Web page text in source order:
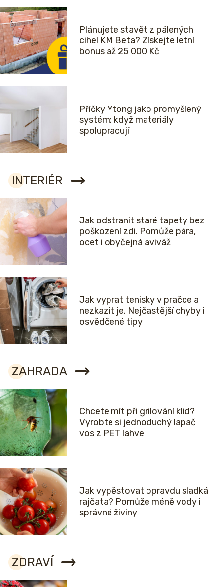
Plánujete stavět z pálených
cihel KM Beta? Získejte letní
bonus až 25 000 Kč
Příčky Ytong jako promyšlený
systém: když materiály
spolupracují
INTERIÉR
Jak odstranit staré tapety bez
poškození zdi. Pomůže pára,
ocet i obyčejná aviváž
Jak vyprat tenisky v pračce a
nezkazit je. Nejčastější chyby i
osvědčené tipy
ZAHRADA
Chcete mít při grilování klid?
Vyrobte si jednoduchý lapač
vos z PET lahve
Jak vypěstovat opravdu sladká
rajčata? Pomůže méně vody i
správné živiny
ZDRAVÍ